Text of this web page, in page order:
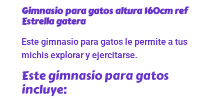
Gimnasio para gatos altura 160cm ref
Estrella gatera
Este gimnasio para gatos le permite a tus
michis explorar y ejercitarse.
Este gimnasio para gatos
incluye: